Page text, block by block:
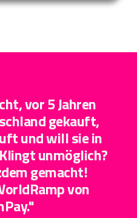
vor 5 Jahren
gekauft,
und will sie in
unmöglich?
gemacht!
von